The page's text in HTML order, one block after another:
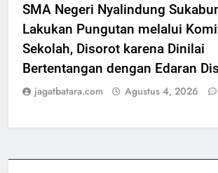
SMA Negeri Nyalindung
Lakukan Pungutan melalui
Sekolah, Disorot karena Dinilai
Bertentangan dengan Edaran
jagatbatara.com Agustus 4, 2026